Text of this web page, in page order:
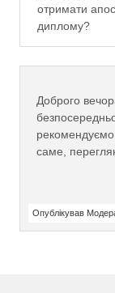
отримати
диплому?
Доброго
рекомендуємо
саме,
Опублікував